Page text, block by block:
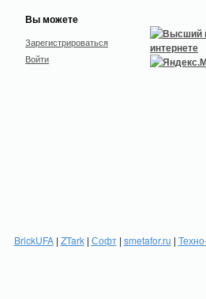
Вы можете
Зарегистрироваться
Войти
BrickUFA| ZTark| Софт| smetafor.ru |